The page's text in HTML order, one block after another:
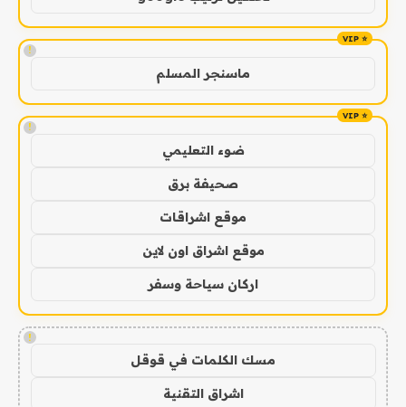
!
ماسنجر المسلم
!
ضوء التعليمي
صحيفة برق
موقع اشراقات
موقع اشراق اون لاين
اركان سياحة وسفر
!
مسك الكلمات في قوقل
اشراق التقنية